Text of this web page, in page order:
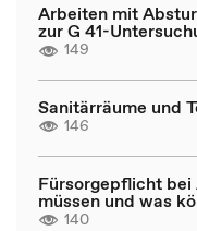
Arbeiten mit
zur G 41-
149
Sanitärräume und
146
Fürsorgepflicht bei
müssen und was
140